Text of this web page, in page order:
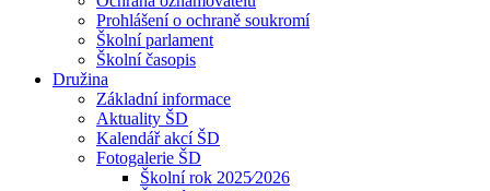
Prohlášení o ochraně soukromí
Školní parlament
Školní časopis
Družina
Základní informace
Aktuality ŠD
Kalendář akcí ŠD
Fotogalerie ŠD
Školní rok 2025⁄2026